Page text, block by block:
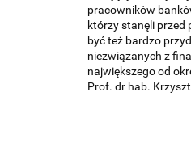
pracowników
którzy stanęli
być też bardzo
niezwiązanych z
największego od
Prof. dr hab.